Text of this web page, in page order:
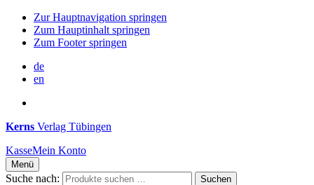
Zur Hauptnavigation springen
Zum Hauptinhalt springen
Zum Footer springen
de
en
Kerns Verlag Tübingen
KasseMein Konto
Menü
Suche nach: Suchen